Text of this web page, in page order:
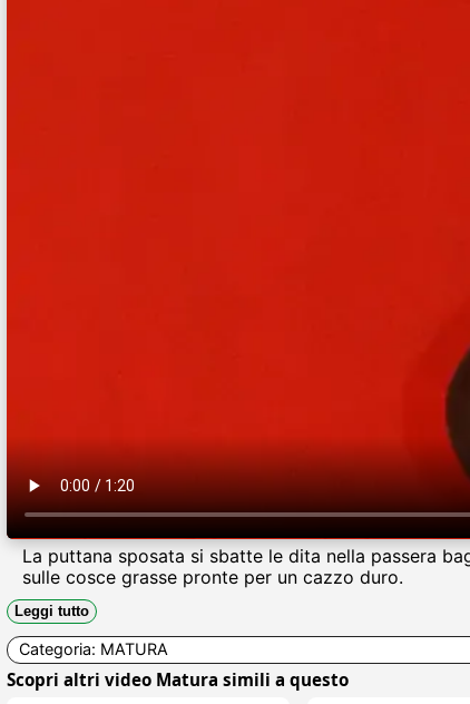
La puttana sposata si sbatte le dita nella passera
sulle cosce grasse pronte per un cazzo duro.
Leggi tutto
Categoria: MATURA
Scopri altri video Matura simili a questo